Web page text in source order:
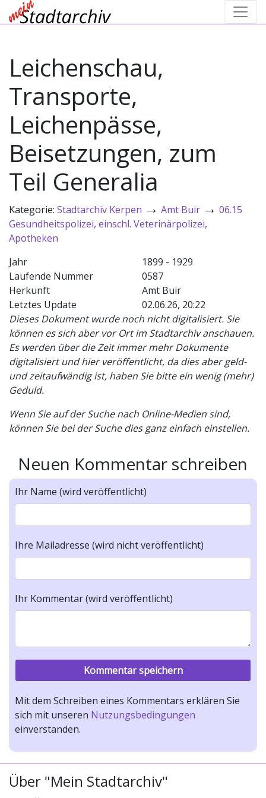
Leichenschau,
Transporte,
Leichenpässe,
Beisetzungen, zum
Teil Generalia
Kategorie: Stadtarchiv Kerpen → Amt Buir → 06.15
Gesundheitspolizei, einschl. Veterinärpolizei,
Apotheken
Jahr
1899 - 1929
Laufende Nummer
0587
Herkunft
Amt Buir
Letztes Update
02.06.26, 20:22
Dieses Dokument wurde noch nicht digitalisiert. Sie
können es sich aber vor Ort im Stadtarchiv anschauen.
Es werden über die Zeit immer mehr Dokumente
digitalisiert und hier veröffentlicht, da dies aber geld-
und zeitaufwändig ist, haben Sie bitte ein wenig (mehr)
Geduld.
Wenn Sie auf der Suche nach Online-Medien sind,
können Sie bei der Suche dies ganz einfach einstellen.
Neuen Kommentar schreiben
Ihr Name (wird veröffentlicht)
Ihre Mailadresse (wird nicht veröffentlicht)
Ihr Kommentar (wird veröffentlicht)
Mit dem Schreiben eines Kommentars erklären Sie
sich mit unseren Nutzungsbedingungen
einverstanden.
Über "Mein Stadtarchiv"